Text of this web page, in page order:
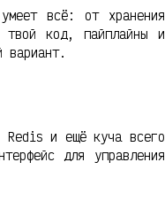
всё: от хранения
код, пайплайны и
вариант.
Redis и ещё куча всего
для управления